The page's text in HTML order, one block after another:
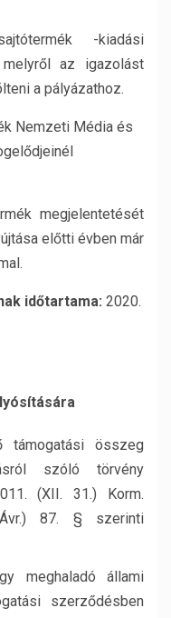
-kiadási
melyről az igazolást
a pályázathoz.
Nemzeti Média és
megjelentetését
előtti évben már
időtartama: 2020.
összeg
szóló törvény
(XII. 31.) Korm.
87. § szerinti
meghaladó állami
szerződésben